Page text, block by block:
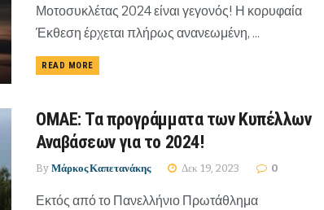
Μοτοσυκλέτας 2024 είναι γεγονός! Η κορυφαία
Έκθεση έρχεται πλήρως ανανεωμένη, ...
READ MORE
ΟΜΑΕ: Τα προγράμματα των Κυπέλλων
Αναβάσεων για το 2024!
By Μάρκος Καπετανάκης Δεκ 19, 2023 0
Εκτός από το Πανελλήνιο Πρωτάθλημα